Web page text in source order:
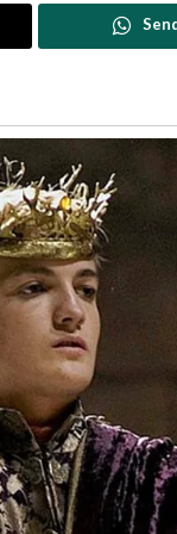
മലനിരകളുടെ
നവീകരണം
ഗോഗ്ര
പിന്നോട്ടു
ചൈന